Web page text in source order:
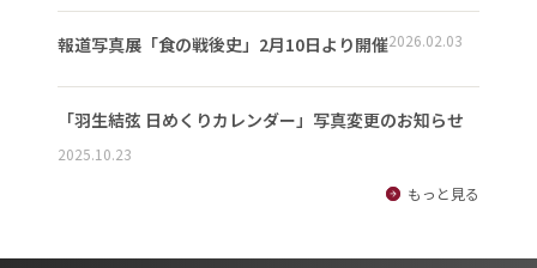
報道写真展「食の戦後史」2月10日より開催2026.02.03
「羽生結弦 日めくりカレンダー」写真変更のお知らせ
2025.10.23
もっと見る